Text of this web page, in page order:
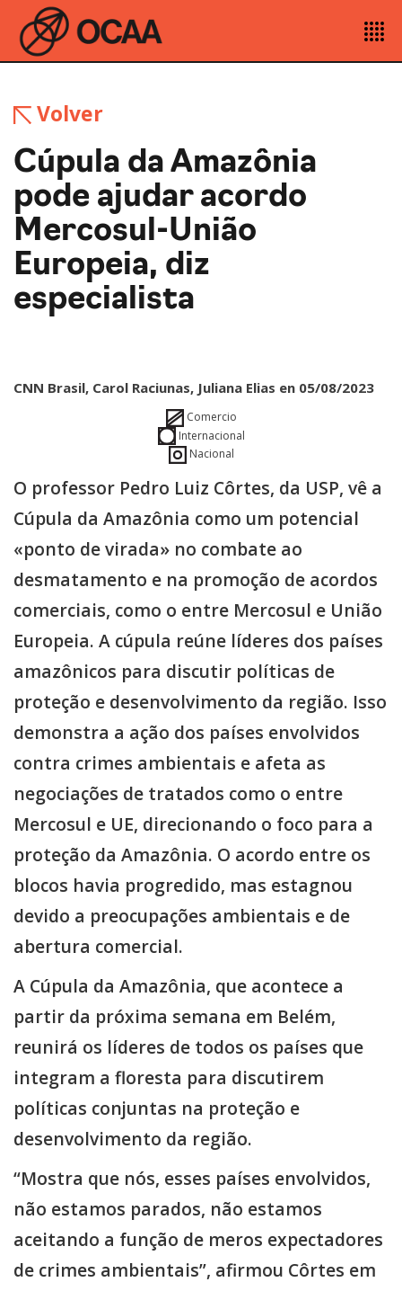
Volver
Cúpula da Amazônia
pode ajudar acordo
Mercosul-União
Europeia, diz
especialista
CNN Brasil, Carol Raciunas, Juliana Elias en 05/08/2023
Comercio
Internacional
Nacional
O professor Pedro Luiz Côrtes, da USP, vê a
Cúpula da Amazônia como um potencial
«ponto de virada» no combate ao
desmatamento e na promoção de acordos
comerciais, como o entre Mercosul e União
Europeia. A cúpula reúne líderes dos países
amazônicos para discutir políticas de
proteção e desenvolvimento da região. Isso
demonstra a ação dos países envolvidos
contra crimes ambientais e afeta as
negociações de tratados como o entre
Mercosul e UE, direcionando o foco para a
proteção da Amazônia. O acordo entre os
blocos havia progredido, mas estagnou
devido a preocupações ambientais e de
abertura comercial.
A Cúpula da Amazônia, que acontece a
partir da próxima semana em Belém,
reunirá os líderes de todos os países que
integram a floresta para discutirem
políticas conjuntas na proteção e
desenvolvimento da região.
“Mostra que nós, esses países envolvidos,
não estamos parados, não estamos
aceitando a função de meros expectadores
de crimes ambientais”, afirmou Côrtes em